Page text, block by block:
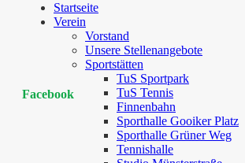
Startseite
Verein
Vorstand
Unsere Stellenangebote
Sportstätten
TuS Sportpark
TuS Tennis
Finnenbahn
Sporthalle Gooiker Platz
Sporthalle Grüner Weg
Tennishalle
Facebook